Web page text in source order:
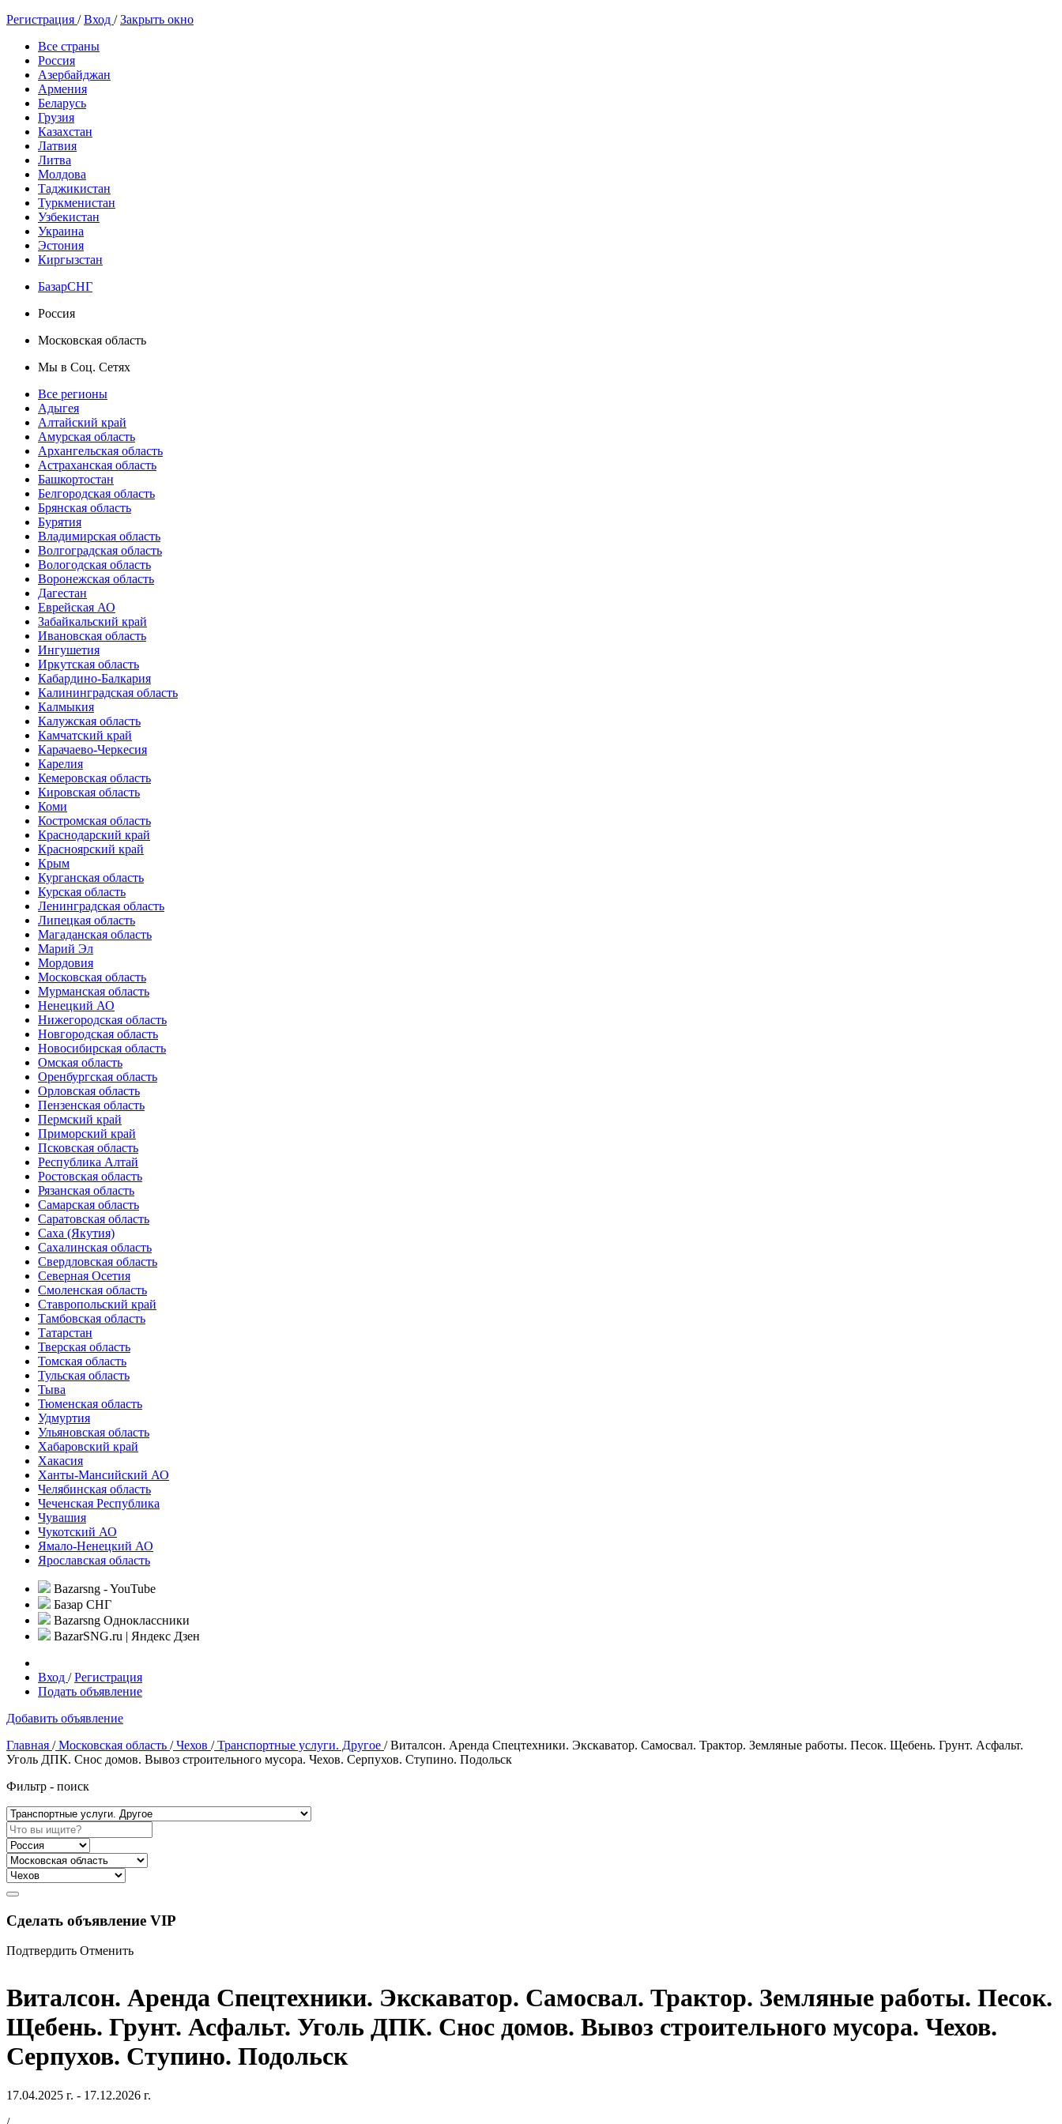
Регистрация /Вход /Закрыть окно
Все страны
Россия
Азербайджан
Армения
Беларусь
Грузия
Казахстан
Латвия
Литва
Молдова
Таджикистан
Туркменистан
Узбекистан
Украина
Эстония
Киргызстан
БазарСНГ
Россия
Московская область
Мы в Соц. Сетях
Все регионы
Адыгея
Алтайский край
Амурская область
Архангельская область
Астраханская область
Башкортостан
Белгородская область
Брянская область
Бурятия
Владимирская область
Волгоградская область
Вологодская область
Воронежская область
Дагестан
Еврейская АО
Забайкальский край
Ивановская область
Ингушетия
Иркутская область
Кабардино-Балкария
Калининградская область
Калмыкия
Калужская область
Камчатский край
Карачаево-Черкесия
Карелия
Кемеровская область
Кировская область
Коми
Костромская область
Краснодарский край
Красноярский край
Крым
Курганская область
Курская область
Ленинградская область
Липецкая область
Магаданская область
Марий Эл
Мордовия
Московская область
Мурманская область
Ненецкий АО
Нижегородская область
Новгородская область
Новосибирская область
Омская область
Оренбургская область
Орловская область
Пензенская область
Пермский край
Приморский край
Псковская область
Республика Алтай
Ростовская область
Рязанская область
Самарская область
Саратовская область
Саха (Якутия)
Сахалинская область
Свердловская область
Северная Осетия
Смоленская область
Ставропольский край
Тамбовская область
Татарстан
Тверская область
Томская область
Тульская область
Тыва
Тюменская область
Удмуртия
Ульяновская область
Хабаровский край
Хакасия
Ханты-Мансийский АО
Челябинская область
Чеченская Республика
Чувашия
Чукотский АО
Ямало-Ненецкий АО
Ярославская область
Bazarsng - YouTube
Базар СНГ
Bazarsng Одноклассники
BazarSNG.ru | Яндекс Дзен
Вход /Регистрация
Подать объявление
Добавить объявление
Главная /Московская область /Чехов /Транспортные услуги. Другое / Виталсон. Аренда Спецтехники. Экскаватор. Самосвал. Трактор. Земляные работы. Песок. Щебень. Грунт. Асфальт.
Уголь ДПК. Снос домов. Вывоз строительного мусора. Чехов. Серпухов. Ступино. Подольск
Фильтр - поиск
Сделать объявление VIP
Подтвердить Отменить
Виталсон. Аренда Спецтехники. Экскаватор. Самосвал. Трактор. Земляные работы. Песок.
Щебень. Грунт. Асфальт. Уголь ДПК. Снос домов. Вывоз строительного мусора. Чехов.
Серпухов. Ступино. Подольск
17.04.2025 г. - 17.12.2026 г.